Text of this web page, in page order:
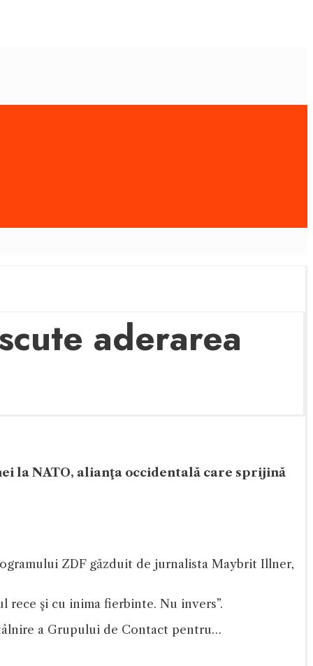
aderarea
la NATO, alianţa occidentală care sprijină
ZDF găzduit de jurnalista Maybrit Illner,
rece şi cu inima fierbinte. Nu invers”.
a Grupului de Contact pentru…